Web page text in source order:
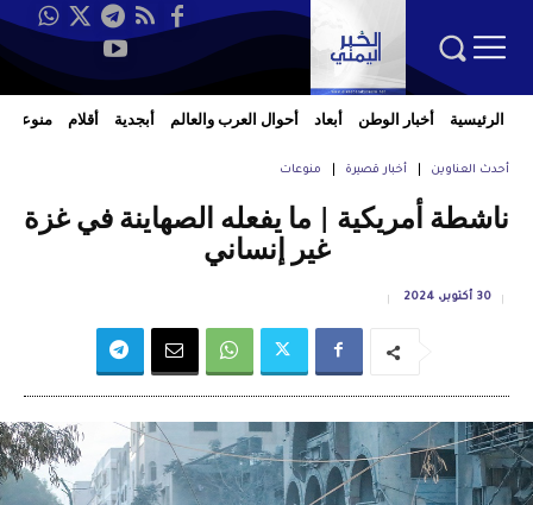
الرئيسية أخبار الوطن أبعاد أحوال العرب والعالم أبجدية أقلام منوعات
أحدث العناوين أخبار قصيرة منوعات
ناشطة أمريكية | ما يفعله الصهاينة في غزة
غير إنساني
30 أكتوبر، 2024